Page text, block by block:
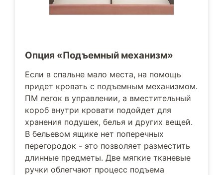
Опция «Подъемный механизм»
Если в спальне мало места, на помощь
придет кровать с подъемным механизмом.
ПМ легок в управлении, а вместительный
короб внутри кровати подойдет для
хранения подушек, белья и других вещей.
В бельевом ящике нет поперечных
перегородок - это позволяет разместить
длинные предметы. Две мягкие тканевые
ручки облегчают процесс подъема